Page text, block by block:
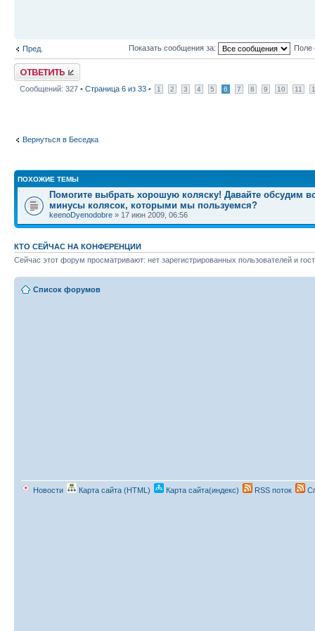
Пред. Показать сообщения за: Поле
Ответить
Сообщений: 327 • Страница 6 из 33 • 1 2 3 4 5 6 7 8 9 10 11
Вернуться в Беседка
ПОХОЖИЕ ТЕМЫ
Помогите выбрать хорошую коляску! Давайте обсудим
минусы колясок, которыми мы пользуемся?
keenoDyenodobre » 17 июн 2009, 06:56
КТО СЕЙЧАС НА КОНФЕРЕНЦИИ
Сейчас этот форум просматривают: нет зарегистрированных пользователей и
Список форумов
Новости Карта сайта (HTML) Карта сайта(индекс) RSS поток